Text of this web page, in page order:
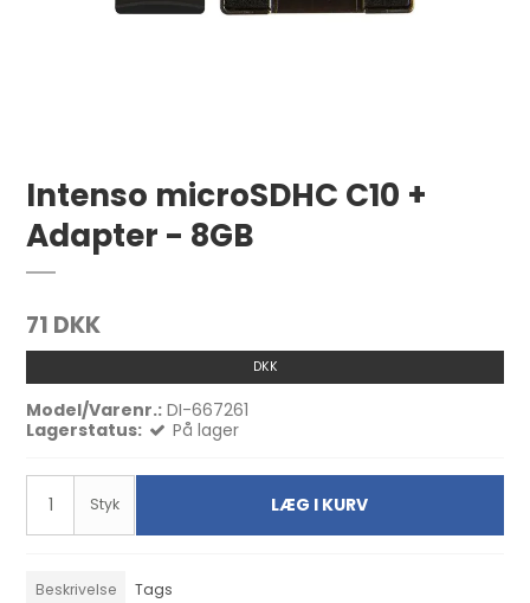
Intenso microSDHC C10 +
Adapter - 8GB
71 DKK
DKK
Model/Varenr.: DI-667261
Lagerstatus:
På lager
Styk LÆG I KURV
Beskrivelse Tags